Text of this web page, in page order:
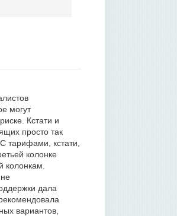
могут
Кстати и
просто так
тарифами, кстати,
колонке
колонкам.
дала
вариантов,